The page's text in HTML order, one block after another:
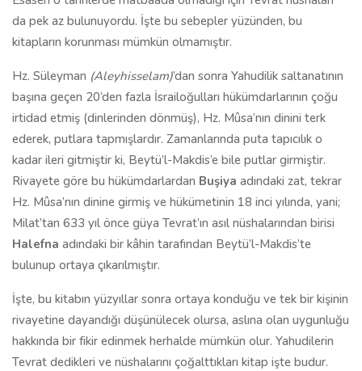
da pek az bulunuyordu. İşte bu sebepler yüzünden, bu
kitapların korunması mümkün olmamıştır.
Hz. Süleyman (Aleyhisselam)’dan sonra Yahudilik saltanatının
başına geçen 20’den fazla İsrailoğulları hükümdarlarının çoğu
irtidad etmiş (dinlerinden dönmüş), Hz. Mûsa’nın dinini terk
ederek, putlara tapmışlardır. Zamanlarında puta tapıcılık o
kadar ileri gitmiştir ki, Beytü’l-Makdis’e bile putlar girmiştir.
Rivayete göre bu hükümdarlardan Buşiya adındaki zat, tekrar
Hz. Mûsa’nın dinine girmiş ve hükümetinin 18 inci yılında, yani;
Milat’tan 633 yıl önce güya Tevrat’ın asıl nüshalarından birisi
Halefna adındaki bir kâhin tarafından Beytü’l-Makdis’te
bulunup ortaya çıkarılmıştır.
İşte, bu kitabın yüzyıllar sonra ortaya konduğu ve tek bir kişinin
rivayetine dayandığı düşünülecek olursa, aslına olan uygunluğu
hakkında bir fikir edinmek herhalde mümkün olur. Yahudilerin
Tevrat dedikleri ve nüshalarını çoğalttıkları kitap işte budur.